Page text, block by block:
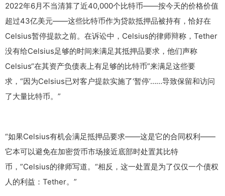
2022年6月不当清算了近40,000个比特币——按今天的价格价值
超过43亿美元——这些比特币作为贷款抵押品被持有，恰好在
Celsius暂停提款之前。在诉讼中，Celsius的律师辩称，Tether
没有给Celsius足够的时间来满足其抵押品要求，他们声称
Celsius“在其资产负债表上有足够的比特币”来满足这些要
求，“因为Celsius已对客户提款实施了‘暂停’……导致保留和访问
了大量比特币。”
“如果Celsius有机会满足抵押品要求——这是它的合同权利——
它本可以避免在加密货币市场接近底部时处置其比特
币，”Celsius的律师写道。“相反，这一处置是为了仅仅一个债权
人的利益：Tether。”